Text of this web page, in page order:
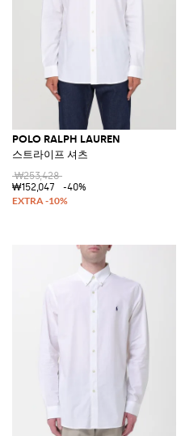
POLO RALPH LAUREN
스트라이프 셔츠
₩253,428
₩152,047
-40%